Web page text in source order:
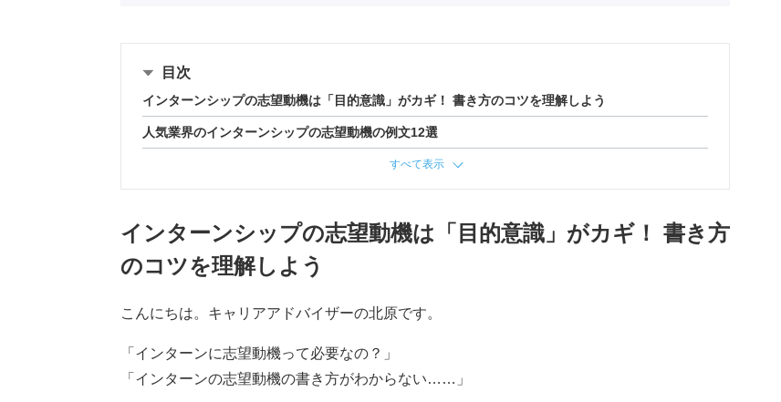
目次
インターンシップの志望動機は「目的意識」がカギ！ 書き方のコツを理解しよう
人気業界のインターンシップの志望動機の例文12選
すべて表示
インターンシップの志望動機は「目的意識」がカギ！ 書き方
のコツを理解しよう
こんにちは。キャリアアドバイザーの北原です。
「インターンに志望動機って必要なの？」
「インターンの志望動機の書き方がわからない……」